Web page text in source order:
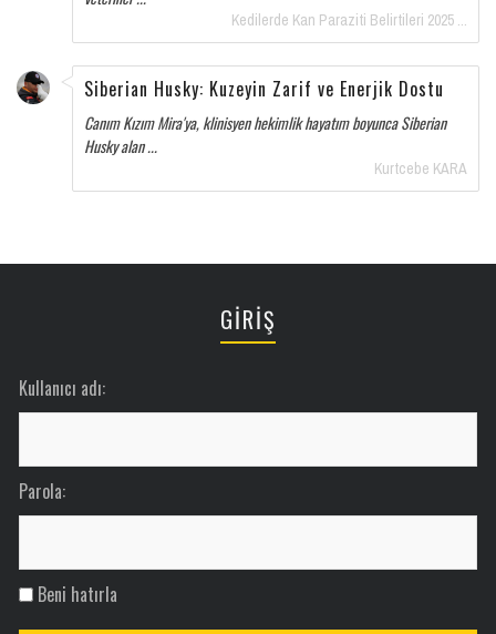
Kedilerde Kan Paraziti Belirtileri 2025 ...
Siberian Husky: Kuzeyin Zarif ve Enerjik Dostu
Canım Kızım Mira'ya, klinisyen hekimlik hayatım boyunca Siberian
Husky alan ...
Kurtcebe KARA
GİRİŞ
Kullanıcı adı:
Parola:
Beni hatırla